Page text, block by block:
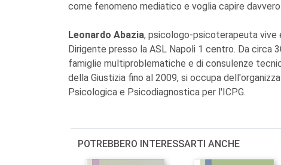
come fenomeno mediatico e voglia capire davvero.
Leonardo Abazia, psicologo-psicoterapeuta vive
Dirigente presso la ASL Napoli 1 centro. Da circa
famiglie multiproblematiche e di consulenze
della Giustizia fino al 2009, si occupa
Psicologica e Psicodiagnostica per l'ICPG.
POTREBBERO INTERESSARTI ANCHE